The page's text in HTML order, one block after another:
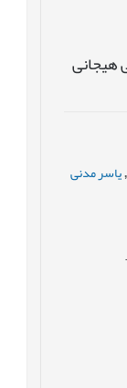
هیجانی
یاسر مدنی